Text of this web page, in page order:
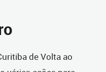
de Volta ao